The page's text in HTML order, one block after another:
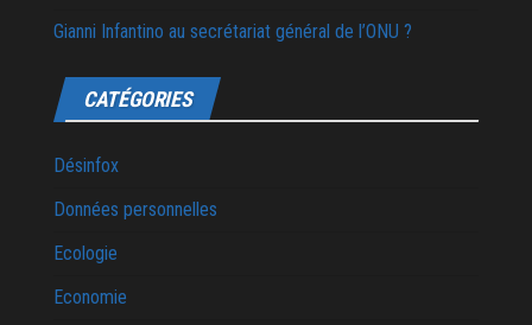
Gianni Infantino au secrétariat général de l’ONU ?
CATÉGORIES
Désinfox
Données personnelles
Ecologie
Economie